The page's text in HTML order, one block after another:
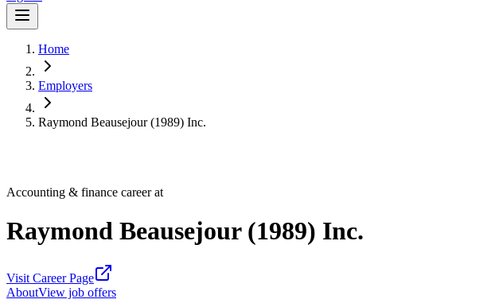
Home
Employers
Raymond Beausejour (1989) Inc.
Accounting & finance career at
Raymond Beausejour (1989) Inc.
Visit Career Page
AboutView job offers